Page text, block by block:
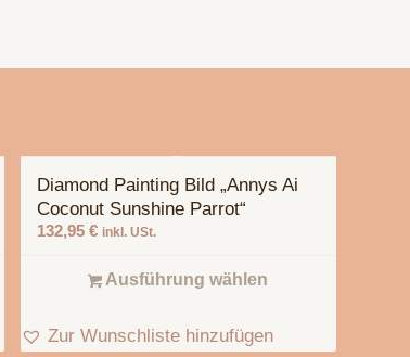
Diamond Painting Bild „Annys Ai
Coconut Sunshine Parrot“
132,95 € inkl. USt.
Ausführung wählen
Zur Wunschliste hinzufügen